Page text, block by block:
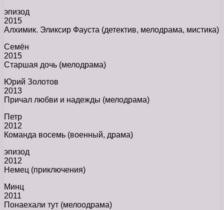
эпизод
2015
Алхимик. Эликсир Фауста (детектив, мелодрама, мистика)
Семён
2015
Старшая дочь (мелодрама)
Юрий Золотов
2013
Причал любви и надежды (мелодрама)
Петр
2012
Команда восемь (военный, драма)
эпизод
2012
Немец (приключения)
Минц
2011
Понаехали тут (мелоодрама)